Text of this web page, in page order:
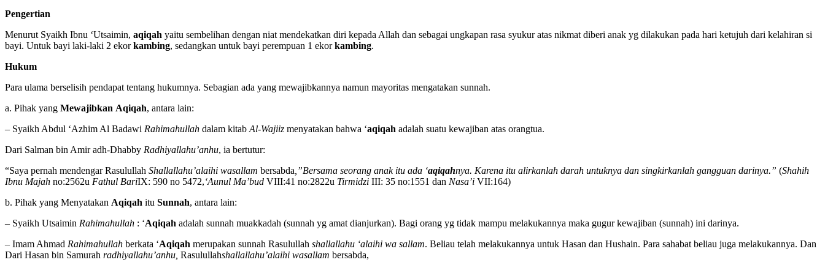
Pengertian
Menurut Syaikh Ibnu ‘Utsaimin, aqiqah yaitu sembelihan dengan niat mendekatkan diri kepada Allah dan sebagai ungkapan rasa syukur atas nikmat diberi anak yg dilakukan pada hari ketujuh dari kelahiran si
bayi. Untuk bayi laki-laki 2 ekorkambing, sedangkan untuk bayi perempuan 1 ekorkambing.
Hukum
Para ulama berselisih pendapat tentang hukumnya. Sebagian ada yang mewajibkannya namun mayoritas mengatakan sunnah.
a. Pihak yang Mewajibkan Aqiqah, antara lain:
– Syaikh Abdul ‘Azhim Al Badawi Rahimahullah dalam kitab Al-Wajiiz menyatakan bahwa ‘aqiqah adalah suatu kewajiban atas orangtua.
Dari Salman bin Amir adh-Dhabby Radhiyallahu’anhu, ia bertutur:
“Saya pernah mendengar Rasulullah Shallallahu’alaihi wasallam bersabda ,”Bersama seorang anak itu ada ‘aqiqahnya. Karena itu alirkanlah darah untuknya dan singkirkanlah gangguan darinya.” (Shahih
Ibnu Majah no:2562u Fathul BariIX: 590 no 5472,‘Aunul Ma’bud VIII:41 no:2822u Tirmidzi III: 35 no:1551 dan Nasa’i VII:164)
b. Pihak yang Menyatakan Aqiqah itu Sunnah, antara lain:
– Syaikh Utsaimin Rahimahullah : ‘Aqiqah adalah sunnah muakkadah (sunnah yg amat dianjurkan). Bagi orang yg tidak mampu melakukannya maka gugur kewajiban (sunnah) ini darinya.
– Imam Ahmad Rahimahullah berkata ‘Aqiqah merupakan sunnah Rasulullah shallallahu ‘alaihi wa sallam. Beliau telah melakukannya untuk Hasan dan Hushain. Para sahabat beliau juga melakukannya. Dan
Dari Hasan bin Samurah radhiyallahu’anhu, Rasulullahshallallahu’alaihi wasallam bersabda,